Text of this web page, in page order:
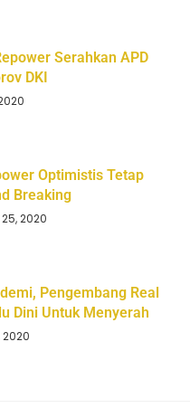
Serahkan APD
DKI
Optimistis Tetap
Breaking
2020
Pengembang Real
Dini Untuk Menyerah
2020